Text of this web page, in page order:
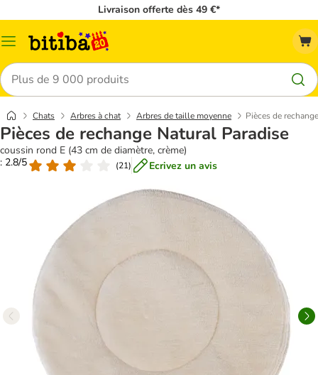
Livraison offerte dès 49 €*
Menu
Rechercher
Chats Arbres à chat Arbres de taille moyenne Pièces de
Pièces de rechange Natural Paradise
coussin rond E (43 cm de diamètre, crème)
: 2.8/5
(21) Ecrivez un avis